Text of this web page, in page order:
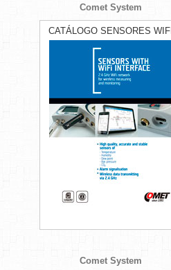
Comet System
CATÁLOGO SENSORES WIFI
Comet System